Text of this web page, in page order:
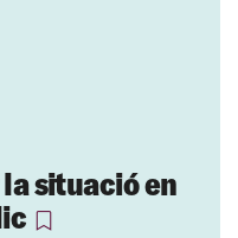
situació en